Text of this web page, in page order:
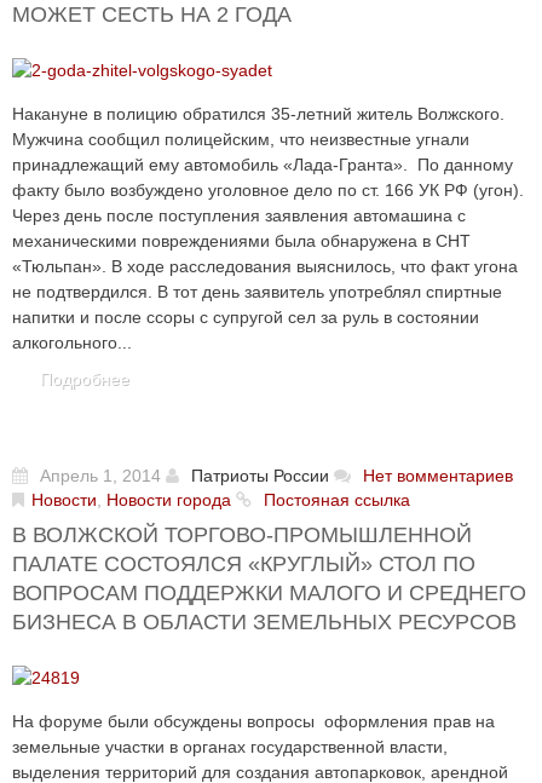
МОЖЕТ СЕСТЬ НА 2 ГОДА
Накануне в полицию обратился 35-летний житель Волжского.
Мужчина сообщил полицейским, что неизвестные угнали
принадлежащий ему автомобиль «Лада-Гранта». По данному
факту было возбуждено уголовное дело по ст. 166 УК РФ (угон).
Через день после поступления заявления автомашина с
механическими повреждениями была обнаружена в СНТ
«Тюльпан». В ходе расследования выяснилось, что факт угона
не подтвердился. В тот день заявитель употреблял спиртные
напитки и после ссоры с супругой сел за руль в состоянии
алкогольного...
Подробнее
Апрель 1, 2014 Патриоты России
Нет вомментариев
Новости
Новости города Постояная ссылка
В ВОЛЖСКОЙ ТОРГОВО-ПРОМЫШЛЕННОЙ
ПАЛАТЕ СОСТОЯЛСЯ «КРУГЛЫЙ» СТОЛ ПО
ВОПРОСАМ ПОДДЕРЖКИ МАЛОГО И СРЕДНЕГО
БИЗНЕСА В ОБЛАСТИ ЗЕМЕЛЬНЫХ РЕСУРСОВ
На форуме были обсуждены вопросы оформления прав на
земельные участки в органах государственной власти,
выделения территорий для создания автопарковок, арендной